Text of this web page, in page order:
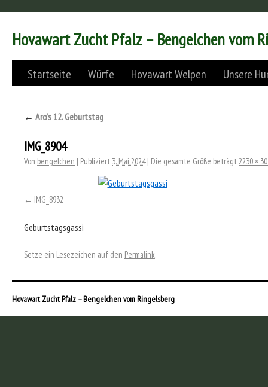
Hovawart Zucht Pfalz – Bengelchen vom
Startseite Würfe Hovawart Welpen Unsere
← Aro’s 12. Geburtstag
IMG_8904
Von bengelchen | Publiziert 3. Mai 2024 | Die gesamte Größe beträgt 2230 ×
IMG_8932
Geburtstagsgassi
Setze ein Lesezeichen auf den Permalink.
Hovawart Zucht Pfalz – Bengelchen vom Ringelsberg